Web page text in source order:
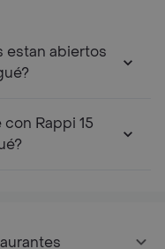
estan abiertos
Rappi 15